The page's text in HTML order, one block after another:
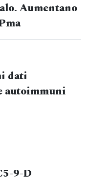
Aumentano
dati
autoimmuni
9-D